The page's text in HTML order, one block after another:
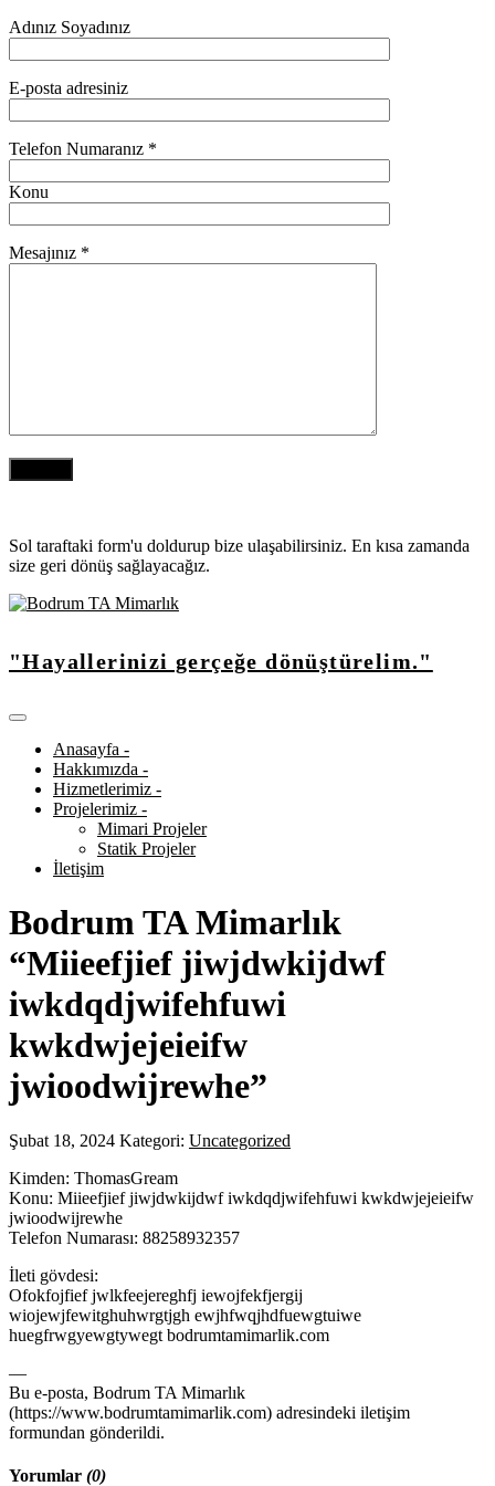
Adınız Soyadınız
E-posta adresiniz
Telefon Numaranız *
Konu
Mesajınız *
Sol taraftaki form'u doldurup bize ulaşabilirsiniz. En kısa zamanda
size geri dönüş sağlayacağız.
"Hayallerinizi gerçeğe dönüştürelim."
Anasayfa -
Hakkımızda -
Hizmetlerimiz -
Projelerimiz -
Mimari Projeler
Statik Projeler
İletişim
Bodrum TA Mimarlık
“Miieefjief jiwjdwkijdwf
iwkdqdjwifehfuwi
kwkdwjejeieifw
jwioodwijrewhe”
Şubat 18, 2024 Kategori: Uncategorized
Kimden: ThomasGream
Konu: Miieefjief jiwjdwkijdwf iwkdqdjwifehfuwi kwkdwjejeieifw
jwioodwijrewhe
Telefon Numarası: 88258932357
İleti gövdesi:
Ofokfojfief jwlkfeejereghfj iewojfekfjergij
wiojewjfewitghuhwrgtjgh ewjhfwqjhdfuewgtuiwe
huegfrwgyewgtywegt bodrumtamimarlik.com
—
Bu e-posta, Bodrum TA Mimarlık
(https://www.bodrumtamimarlik.com) adresindeki iletişim
formundan gönderildi.
Yorumlar (0)